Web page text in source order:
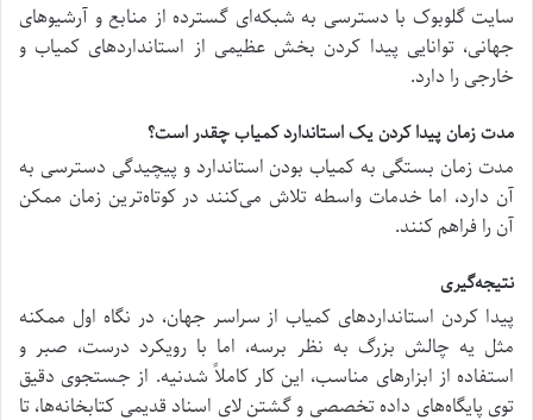
سایت گلوبوک با دسترسی به شبکه‌ای گسترده از منابع و آرشیوهای
جهانی، توانایی پیدا کردن بخش عظیمی از استانداردهای کمیاب و
خارجی را دارد.
مدت زمان پیدا کردن یک استاندارد کمیاب چقدر است؟
مدت زمان بستگی به کمیاب بودن استاندارد و پیچیدگی دسترسی به
آن دارد، اما خدمات واسطه تلاش می‌کنند در کوتاه‌ترین زمان ممکن
آن را فراهم کنند.
نتیجه‌گیری
پیدا کردن استانداردهای کمیاب از سراسر جهان، در نگاه اول ممکنه
مثل یه چالش بزرگ به نظر برسه، اما با رویکرد درست، صبر و
استفاده از ابزارهای مناسب، این کار کاملاً شدنیه. از جستجوی دقیق
توی پایگاه‌های داده تخصصی و گشتن لای اسناد قدیمی کتابخانه‌ها، تا